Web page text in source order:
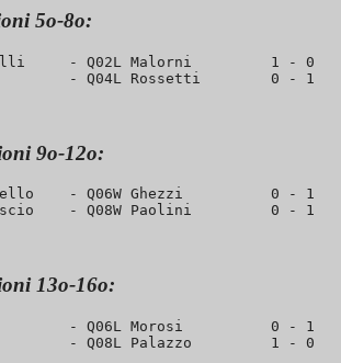
5o-8o:
- Q02L Malorni         1 - 0
9o-12o:
- Q06W Ghezzi          0 -
13o-16o:
- Q06L Morosi          0 - 1